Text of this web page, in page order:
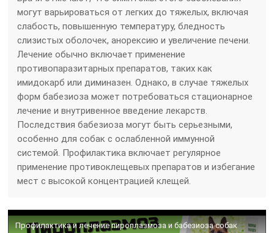
могут варьироваться от легких до тяжелых, включая
слабость, повышенную температуру, бледность
слизистых оболочек, анорексию и увеличение печени.
Лечение обычно включает применение
противопаразитарных препаратов, таких как
имидокарб или диминазен. Однако, в случае тяжелых
форм бабезиоза может потребоваться стационарное
лечение и внутривенное введение лекарств.
Последствия бабезиоза могут быть серьезными,
особенно для собак с ослабленной иммунной
системой. Профилактика включает регулярное
применение противоклещевых препаратов и избегание
мест с высокой концентрацией клещей.
Профилактика и лечение пироплазмоза и бабезиоза собак